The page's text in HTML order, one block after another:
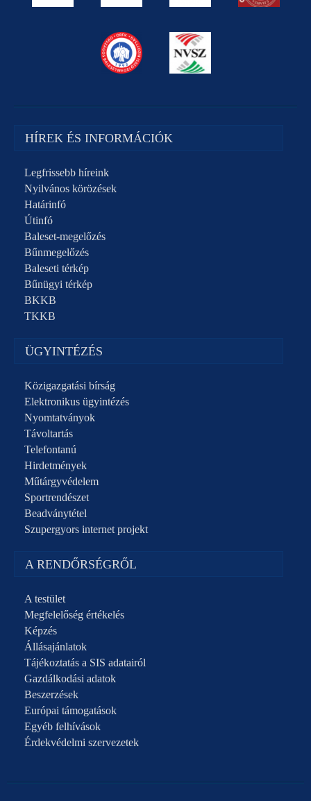
HÍREK ÉS INFORMÁCIÓK
Legfrissebb híreink
Nyilvános körözések
Határinfó
Útinfó
Baleset-megelőzés
Bűnmegelőzés
Baleseti térkép
Bűnügyi térkép
BKKB
TKKB
ÜGYINTÉZÉS
Közigazgatási bírság
Elektronikus ügyintézés
Nyomtatványok
Távoltartás
Telefontanú
Hirdetmények
Műtárgyvédelem
Sportrendészet
Beadványtétel
Szupergyors internet projekt
A RENDŐRSÉGRŐL
A testület
Megfelelőség értékelés
Képzés
Állásajánlatok
Tájékoztatás a SIS adatairól
Gazdálkodási adatok
Beszerzések
Európai támogatások
Egyéb felhívások
Érdekvédelmi szervezetek